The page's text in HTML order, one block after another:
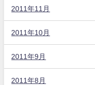
2011年11月
2011年10月
2011年9月
2011年8月